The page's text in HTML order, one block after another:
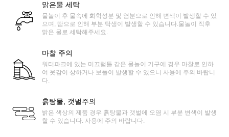
맑은물 세탁
물놀이 후 물속에 화학성분 및 염분으로 인해 변색이 발생할 수 있
으며, 땀으로 인해 부분 탁생이 발생할 수 있습니다.물놀이 직후
맑은 물로 세탁해주세요.
마찰 주의
워터파크에 있는 미끄럼틀 같은 물놀이 기구에 경우 마찰로 인하
여 옷감이 상하거나 보풀이 발생할 수 있으니 사용에 주의 바랍니
다.
흙탕물, 갯벌주의
밝은 색상의 제품 경우 흙탕물과 갯벌에 오염 시 부분 변색이 발생
할 수 있습니다. 사용에 주의 바랍니다.